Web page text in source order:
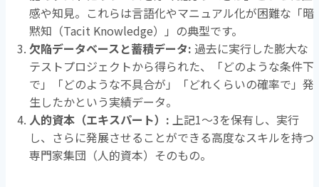
感や知見。これらは言語化やマニュアル化が困難な「暗
黙知（Tacit Knowledge）」の典型です。
欠陥データベースと蓄積データ: 過去に実行した膨大な
テストプロジェクトから得られた、「どのような条件下
で」「どのような不具合が」「どれくらいの確率で」発
生したかという実績データ。
人的資本（エキスパート） : 上記1〜3を保有し、実行
し、さらに発展させることができる高度なスキルを持つ
専門家集団（人的資本）そのもの。